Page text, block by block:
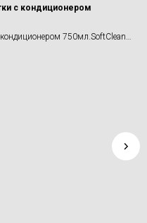
с кондиционером
750мл.SoftCleaner